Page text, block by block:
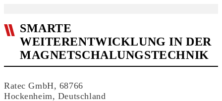
SMARTE
WEITERENTWICKLUNG IN DER
MAGNETSCHALUNGSTECHNIK
Ratec GmbH, 68766
Hockenheim, Deutschland